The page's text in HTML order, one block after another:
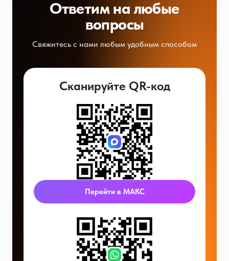
Ответим на любые
вопросы
Свяжитесь с нами любым удобным способом
Сканируйте QR-код
Перейти в МАКС